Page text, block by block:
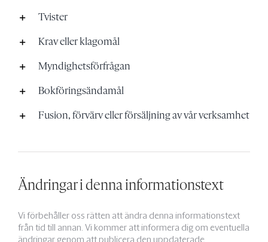
Tvister
Krav eller klagomål
Myndighetsförfrågan
Bokföringsändamål
Fusion, förvärv eller försäljning av vår verksamhet
Ändringar i denna informationstext
Vi förbehåller oss rätten att ändra denna informationstext
från tid till annan. Vi kommer att informera dig om eventuella
ändringar genom att publicera den uppdaterade